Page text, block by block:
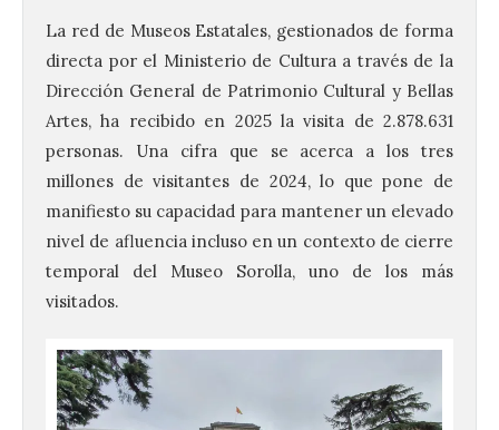
La red de Museos Estatales, gestionados de forma
directa por el Ministerio de Cultura a través de la
Dirección General de Patrimonio Cultural y Bellas
Artes, ha recibido en 2025 la visita de 2.878.631
personas. Una cifra que se acerca a los tres
millones de visitantes de 2024, lo que pone de
manifiesto su capacidad para mantener un elevado
nivel de afluencia incluso en un contexto de cierre
temporal del Museo Sorolla, uno de los más
visitados.